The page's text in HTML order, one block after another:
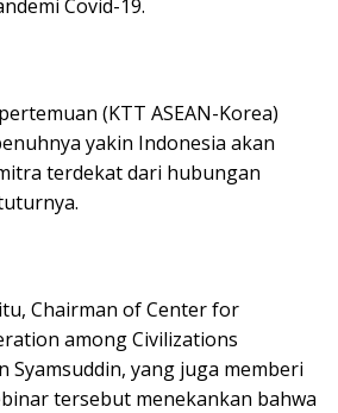
Covid-19.
(KTT ASEAN-Korea)
yakin Indonesia akan
terdekat dari hubungan
Chairman of Center for
among Civilizations
Syamsuddin, yang juga memberi
tersebut menekankan bahwa